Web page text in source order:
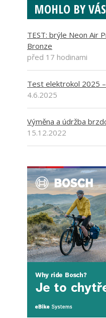
MOHLO BY
TEST: brýle Neon Air
Bronze
před 17 hodinami
Test elektrokol 2025
4.6.2025
Výměna a údržba
15.12.2022